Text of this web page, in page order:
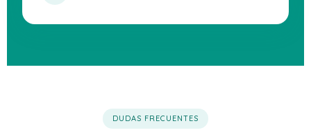
DUDAS FRECUENTES